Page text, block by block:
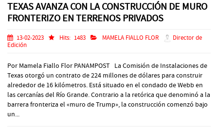
TEXAS AVANZA CON LA CONSTRUCCIÓN DE MURO
FRONTERIZO EN TERRENOS PRIVADOS
13-02-2023 Hits: 1483 MAMELA FIALLO FLOR
Director de
Edición
Por Mamela Fiallo Flor PANAMPOST La Comisión de Instalaciones de
Texas otorgó un contrato de 224 millones de dólares para construir
alrededor de 16 kilómetros. Está situado en el condado de Webb en
las cercanías del Río Grande. Contrario a la retórica que denominó a la
barrera fronteriza el «muro de Trump», la construcción comenzó bajo
un...